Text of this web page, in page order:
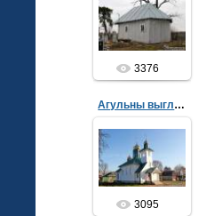
14.02.2016
3376
Агульны выгляд
21.01.2016
admin
3095